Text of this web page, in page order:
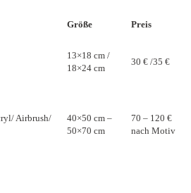
Größe Preis
13×18 cm /
18×24 cm
30 € /35 €
Airbrush/
40×50 cm –
50×70 cm
70 – 120 €
nach Motiv